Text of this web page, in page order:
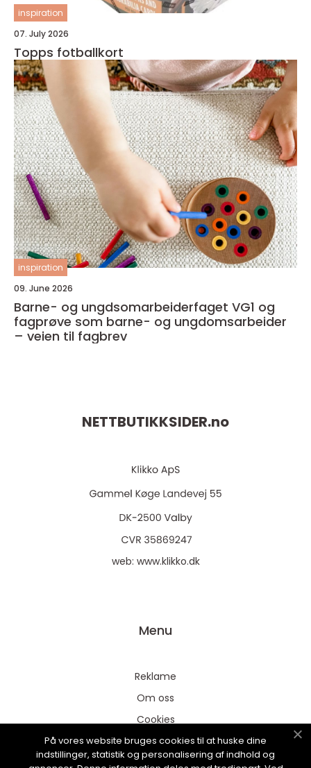
inspiration
07. July 2026
Topps fotballkort
inspiration
09. June 2026
Barne- og ungdsomarbeiderfaget VG1 og
fagprøve som barne- og ungdomsarbeider
– veien til fagbrev
NETTBUTIKKSIDER.no
web: www.klikko.dk
Menu
Reklame
Om oss
Cookies
Kontakt Oss
Sitemap
På vores website bruges cookies til at huske dine
indstillinger, statistik og personalisering af indhold og